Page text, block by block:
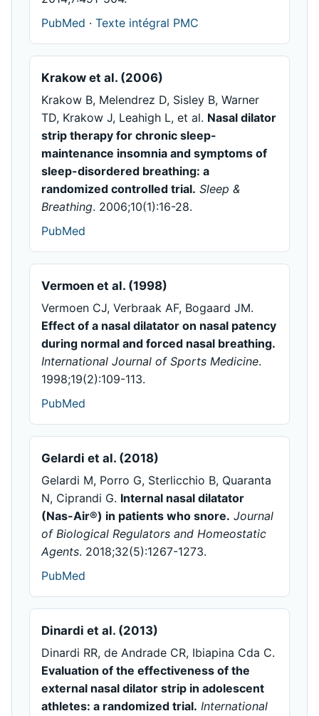
PubMed · Texte intégral PMC
Krakow et al. (2006)
Krakow B, Melendrez D, Sisley B, Warner
TD, Krakow J, Leahigh L, et al. Nasal dilator
strip therapy for chronic sleep-
maintenance insomnia and symptoms of
sleep-disordered breathing: a
randomized controlled trial. Sleep &
Breathing. 2006;10(1):16-28.
PubMed
Vermoen et al. (1998)
Vermoen CJ, Verbraak AF, Bogaard JM.
Effect of a nasal dilatator on nasal patency
during normal and forced nasal breathing.
International Journal of Sports Medicine.
1998;19(2):109-113.
PubMed
Gelardi et al. (2018)
Gelardi M, Porro G, Sterlicchio B, Quaranta
N, Ciprandi G. Internal nasal dilatator
(Nas-Air®) in patients who snore. Journal
of Biological Regulators and Homeostatic
Agents. 2018;32(5):1267-1273.
PubMed
Dinardi et al. (2013)
Dinardi RR, de Andrade CR, Ibiapina Cda C.
Evaluation of the effectiveness of the
external nasal dilator strip in adolescent
athletes: a randomized trial. International